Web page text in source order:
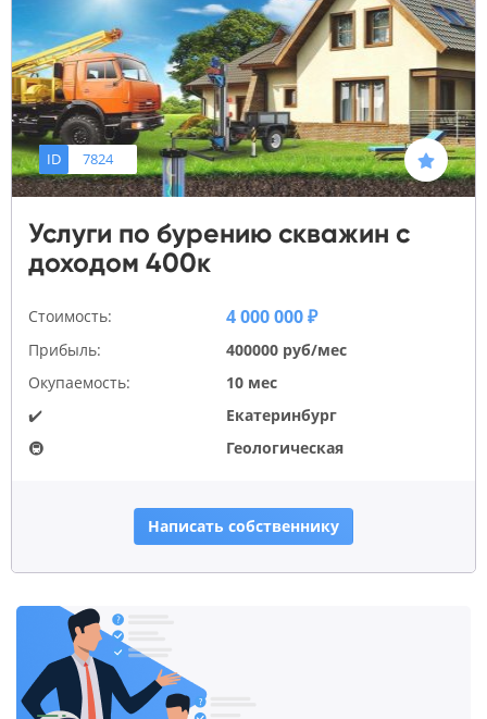
ID 7824
Услуги по бурению скважин с
доходом 400к
Стоимость: 4 000 000 ₽
Прибыль:
400000 руб/мес
Окупаемость:
10 мес
✔️
Екатеринбург
🚇
Геологическая
Написать собственнику